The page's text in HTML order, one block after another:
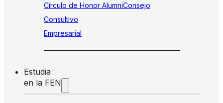
Círculo de Honor AlumniConsejo
Consultivo
Empresarial
Estudia
en la FEN